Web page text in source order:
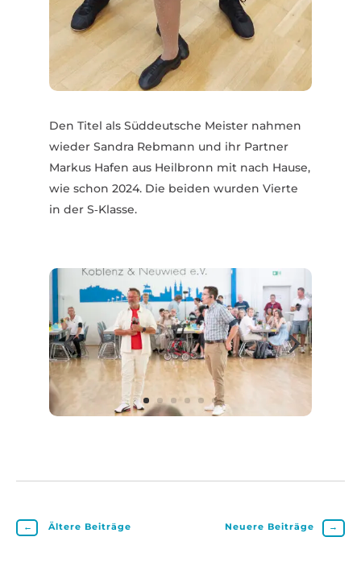
Den Titel als Süddeutsche Meister nahmen
wieder Sandra Rebmann und ihr Partner
Markus Hafen aus Heil­bronn mit nach Hause,
wie schon 2024. Die beiden wurden Vierte
in der S‑Klasse.
← Ältere Beiträge Neuere Beiträge →